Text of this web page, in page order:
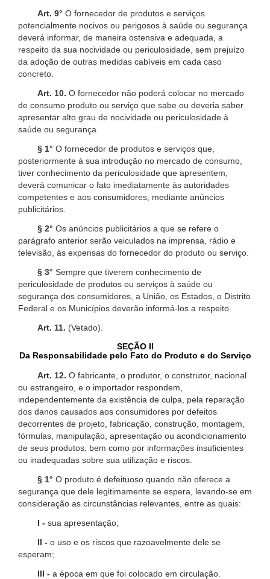
Art. 9° O fornecedor de produtos e serviços
potencialmente nocivos ou perigosos à saúde ou segurança
deverá informar, de maneira ostensiva e adequada, a
respeito da sua nocividade ou periculosidade, sem prejuízo
da adoção de outras medidas cabíveis em cada caso
concreto.
Art. 10. O fornecedor não poderá colocar no mercado
de consumo produto ou serviço que sabe ou deveria saber
apresentar alto grau de nocividade ou periculosidade à
saúde ou segurança.
§ 1° O fornecedor de produtos e serviços que,
posteriormente à sua introdução no mercado de consumo,
tiver conhecimento da periculosidade que apresentem,
deverá comunicar o fato imediatamente às autoridades
competentes e aos consumidores, mediante anúncios
publicitários.
§ 2° Os anúncios publicitários a que se refere o
parágrafo anterior serão veiculados na imprensa, rádio e
televisão, às expensas do fornecedor do produto ou serviço.
§ 3° Sempre que tiverem conhecimento de
periculosidade de produtos ou serviços à saúde ou
segurança dos consumidores, a União, os Estados, o Distrito
Federal e os Municípios deverão informá-los a respeito.
Art. 11. (Vetado).
SEÇÃO II
Da Responsabilidade pelo Fato do Produto e do Serviço
Art. 12. O fabricante, o produtor, o construtor, nacional
ou estrangeiro, e o importador respondem,
independentemente da existência de culpa, pela reparação
dos danos causados aos consumidores por defeitos
decorrentes de projeto, fabricação, construção, montagem,
fórmulas, manipulação, apresentação ou acondicionamento
de seus produtos, bem como por informações insuficientes
ou inadequadas sobre sua utilização e riscos.
§ 1° O produto é defeituoso quando não oferece a
segurança que dele legitimamente se espera, levando-se em
consideração as circunstâncias relevantes, entre as quais:
I - sua apresentação;
II - o uso e os riscos que razoavelmente dele se
esperam;
III - a época em que foi colocado em circulação.